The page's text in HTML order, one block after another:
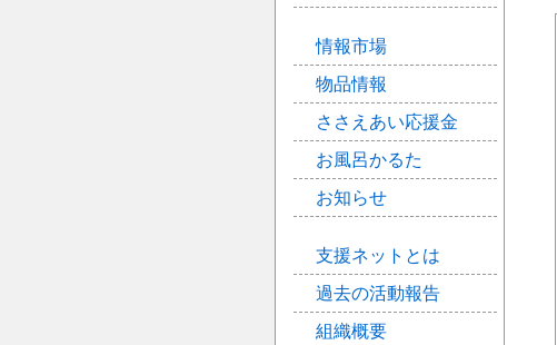
情報市場
物品情報
ささえあい応援金
お風呂かるた
お知らせ
支援ネットとは
過去の活動報告
組織概要